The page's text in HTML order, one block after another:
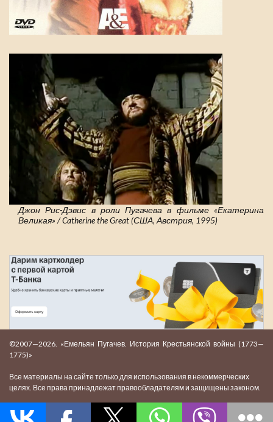
Джон Рис-Дэвис в роли Пугачева в фильме «Екатерина
Великая» / Catherine the Great (США, Австрия, 1995)
©2007—2026. «Емельян Пугачев. История Крестьянской войны (1773—
1775)»
Все материалы на сайте только для использования в некоммерческих
целях. Все права принадлежат правообладателям и защищены законом.